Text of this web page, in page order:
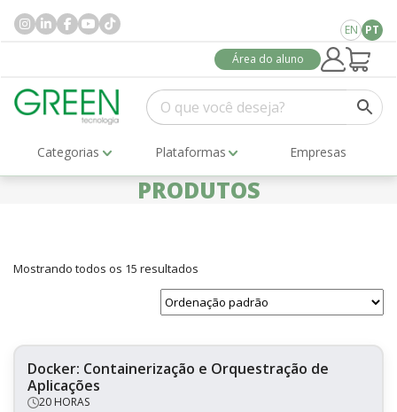
EN PT
Área do aluno
Categorias Plataformas Empresas
PRODUTOS
Mostrando todos os 15 resultados
Docker: Containerização e Orquestração de
Aplicações
20 HORAS